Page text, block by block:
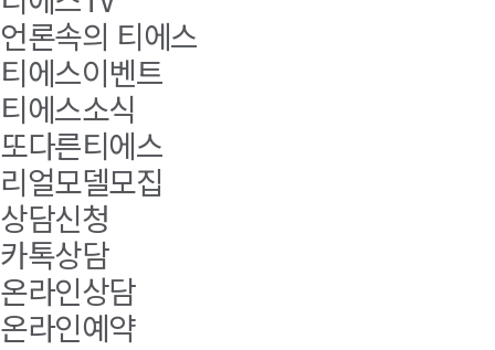
언론속의 티에스
티에스이벤트
티에스소식
또다른티에스
리얼모델모집
상담신청
카톡상담
온라인상담
온라인예약